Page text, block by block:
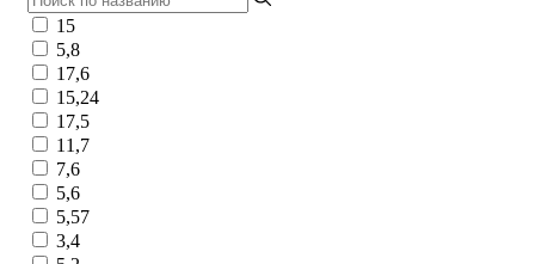
15
5,8
17,6
15,24
17,5
11,7
7,6
5,6
5,57
3,4